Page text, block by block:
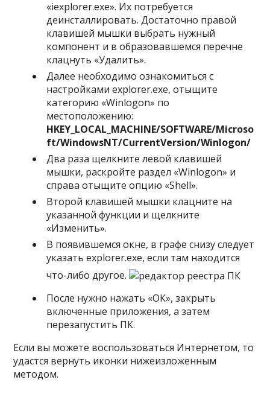
«iexplorer.exe». Их потребуется
деинсталлировать. Достаточно правой
клавишей мышки выбрать нужный
компонент и в образовавшемся перечне
клацнуть «Удалить».
Далее необходимо ознакомиться с
настройками explorer.exe, отыщите
категорию «Winlogon» по
местоположению:
HKEY_LOCAL_MACHINE/SOFTWARE/Microso
ft/WindowsNT/CurrentVersion/Winlogon/
Два раза щелкните левой клавишей
мышки, раскройте раздел «Winlogon» и
справа отыщите опцию «Shell».
Второй клавишей мышки клацните на
указанной функции и щелкните
«Изменить».
В появившемся окне, в графе снизу следует
указать explorer.exe, если там находится
что-либо другое.
После нужно нажать «ОК», закрыть
включенные приложения, а затем
перезапустить ПК.
Если вы можете воспользоваться Интернетом, то
удастся вернуть иконки нижеизложенным
методом.